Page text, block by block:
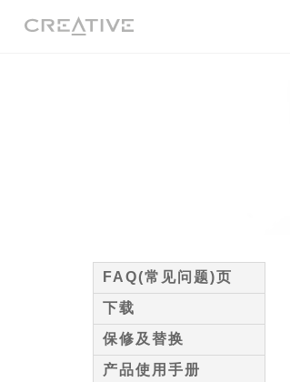
FAQ(常见问题)页
下载
保修及替换
产品使用手册